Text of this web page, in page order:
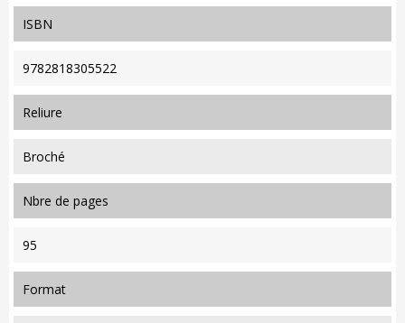
ISBN
9782818305522
reliure
Broché
nbre de pages
95
format